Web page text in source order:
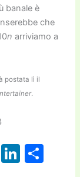
banale è
che
n arriviamo a
postata lì il
.
Li C